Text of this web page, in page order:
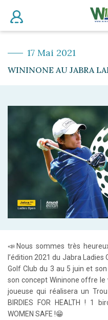
17 Mai 2021
WININONE AU JABRA
📣Nous sommes très
l’édition 2021 du Jabra Ladies
Golf Club du 3 au 5 juin et
son concept Wininone offre
joueuse qui réalisera un
BIRDIES FOR HEALTH ! 1
WOMEN SAFE !😁